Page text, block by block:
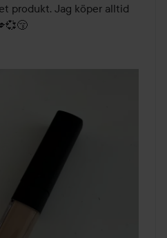
produkt. Jag köper alltid